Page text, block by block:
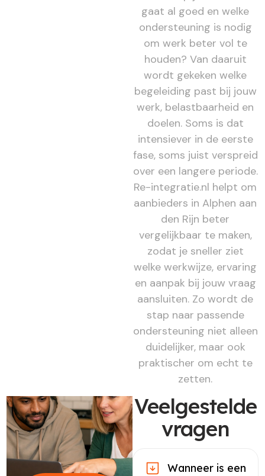
gaat al goed en welke
ondersteuning is nodig
om werk beter vol te
houden? Van daaruit
wordt gekeken welke
begeleiding past bij jouw
werk, belastbaarheid en
doelen. Soms is dat
intensiever in de eerste
fase, soms juist verspreid
over een langere periode.
Re-integratie.nl helpt om
aanbieders in Alphen aan
den Rijn beter
vergelijkbaar te maken,
zodat je sneller ziet
welke werkwijze, ervaring
en aanpak bij jouw vraag
aansluiten. Zo wordt de
stap naar passende
ondersteuning niet alleen
duidelijker, maar ook
praktischer om echt te
zetten.
Veelgestelde
vragen
Wanneer is een